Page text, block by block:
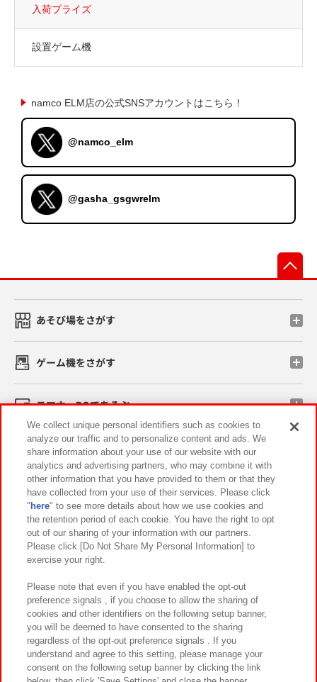
入荷プライズ
設置ゲーム機
namco ELM店の公式SNSアカウントはこちら！
@namco_elm
@gasha_gsgwrelm
あそび場をさがす
ゲーム機をさがす
スマホ・PCであそぶ
イベント・キャンペーン
関連会社 サステナビリティ サイトポリシー
プライバシーポリシー ウェブアクセシビリティ方針と検証結果
お取引先さまとともに
カスタマーハラスメント対応方針 よくあるご質問・お問い合わせ
We collect unique personal identifiers such as cookies to
analyze our traffic and to personalize content and ads. We
share information about your use of our website with our
analytics and advertising partners, who may combine it with
other information that you have provided to them or that they
have collected from your use of their services. Please click
" here" to see more details about how we use cookies and
the retention period of each cookie. You have the right to opt
out of our sharing of your information with our partners.
Please click [Do Not Share My Personal Information] to
exercise your right.
Please note that even if you have enabled the opt-out
preference signals , if you choose to allow the sharing of
cookies and other identifiers on the following setup banner,
you will be deemed to have consented to the sharing
regardless of the opt-out preference signals . If you
understand and agree to this setting, please manage your
consent on the following setup banner by clicking the link